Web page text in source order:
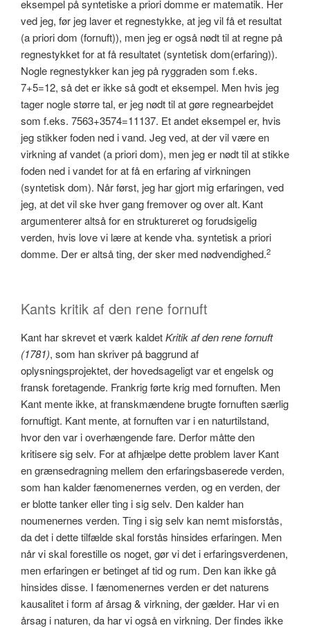
eksempel på syntetiske a priori domme er matematik. Her
ved jeg, før jeg laver et regnestykke, at jeg vil få et resultat
(a priori dom (fornuft)), men jeg er også nødt til at regne på
regnestykket for at få resultatet (syntetisk dom(erfaring)).
Nogle regnestykker kan jeg på ryggraden som f.eks.
7+5=12, så det er ikke så godt et eksempel. Men hvis jeg
tager nogle større tal, er jeg nødt til at gøre regnearbejdet
som f.eks. 7563+3574=11137. Et andet eksempel er, hvis
jeg stikker foden ned i vand. Jeg ved, at der vil være en
virkning af vandet (a priori dom), men jeg er nødt til at stikke
foden ned i vandet for at få en erfaring af virkningen
(syntetisk dom). Når først, jeg har gjort mig erfaringen, ved
jeg, at det vil ske hver gang fremover og over alt. Kant
argumenterer altså for en struktureret og forudsigelig
verden, hvis love vi lære at kende vha. syntetisk a priori
domme. Der er altså ting, der sker med nødvendighed.2
Kants kritik af den rene fornuft
Kant har skrevet et værk kaldetKritik af den rene fornuft
(1781), som han skriver på baggrund af
oplysningsprojektet, der hovedsageligt var et engelsk og
fransk foretagende. Frankrig førte krig med fornuften. Men
Kant mente ikke, at franskmændene brugte fornuften særlig
fornuftigt. Kant mente, at fornuften var i en naturtilstand,
hvor den var i overhængende fare. Derfor måtte den
kritisere sig selv. For at afhjælpe dette problem laver Kant
en grænsedragning mellem den erfaringsbaserede verden,
som han kalder fænomenernes verden, og en verden, der
er blotte tanker eller ting i sig selv. Den kalder han
noumenernes verden. Ting i sig selv kan nemt misforstås,
da det i dette tilfælde skal forstås hinsides erfaringen. Men
når vi skal forestille os noget, gør vi det i erfaringsverdenen,
men erfaringen er betinget af tid og rum. Den kan ikke gå
hinsides disse. I fænomenernes verden er det naturens
kausalitet i form af årsag & virkning, der gælder. Har vi en
årsag i naturen, da har vi også en virkning. Der findes ikke